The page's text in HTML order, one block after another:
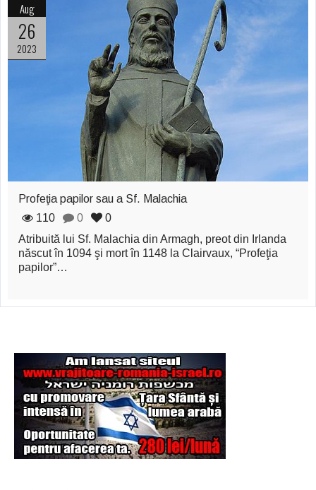
de vrăjitoare din
Vrăjitoare
zburătoare în Mexic
Magia în Thailanda
Madona lacrimilor
din Siracusa
Uimitoarea viaţă a
Teresei Neumann
regele Arthur
Şi-a vândut soţia
pentru un ritual de
magie neagră
Aug
26
2023
Profeţia papilor sau a Sf. Malachia
110
0
0
Atribuită lui Sf. Malachia din Armagh, preot din Irlanda
născut în 1094 şi mort în 1148 la Clairvaux, “Profeţia
papilor”…